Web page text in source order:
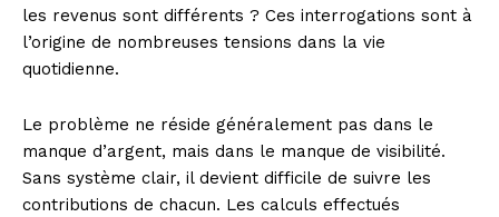
les revenus sont différents ? Ces interrogations sont à
l’origine de nombreuses tensions dans la vie
quotidienne.
Le problème ne réside généralement pas dans le
manque d’argent, mais dans le manque de visibilité.
Sans système clair, il devient difficile de suivre les
contributions de chacun. Les calculs effectués